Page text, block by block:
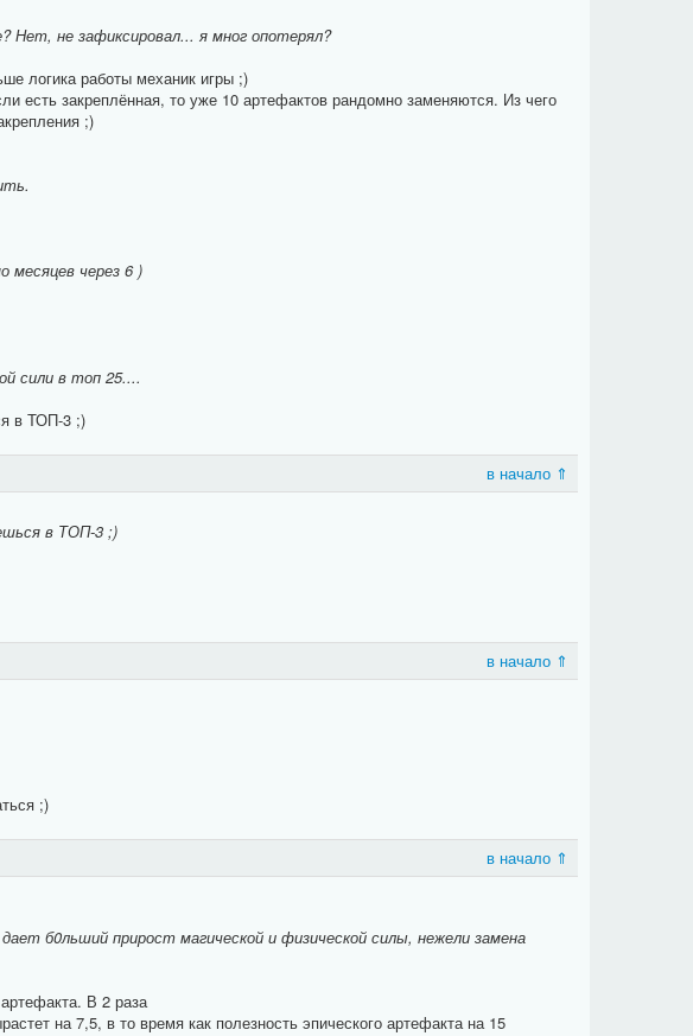
Нет, не зафиксировал... я мног опотерял?
логика работы механик игры ;)
есть закреплённая, то уже 10 артефактов рандомно заменяются. Из чего
;)
месяцев через 6 )
сили в топ 25....
в ТОП-3 ;)
в начало ⇑
в ТОП-3 ;)
в начало ⇑
;)
в начало ⇑
б0льший прирост магической и физической силы, нежели замена
В 2 раза
на 7,5, в то время как полезность эпического артефакта на 15